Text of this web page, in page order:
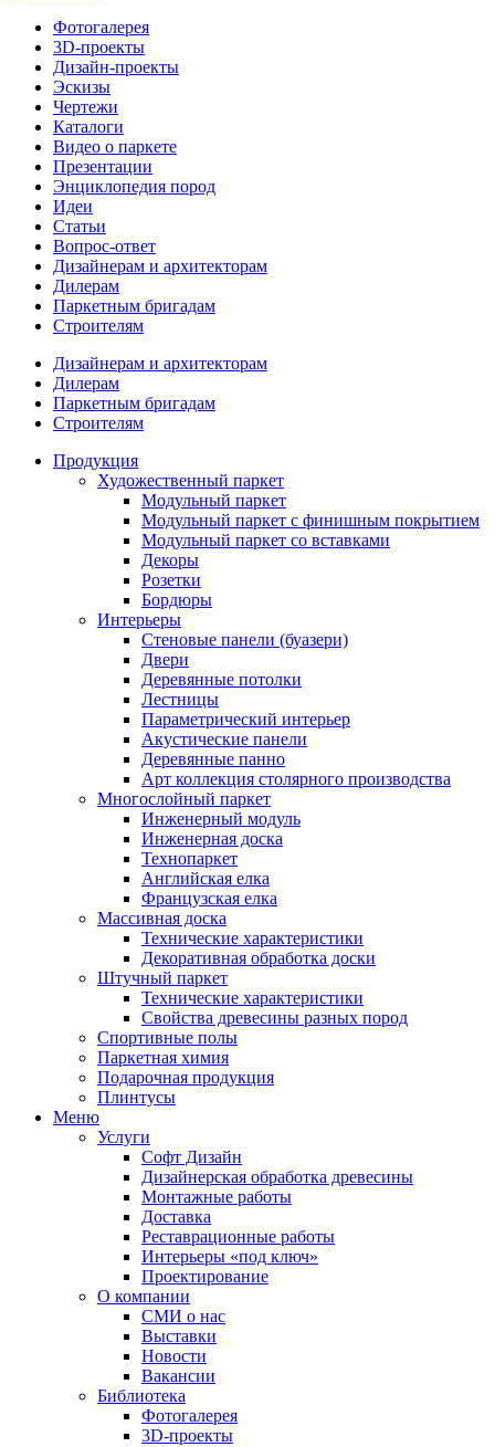
Фотогалерея
3D-проекты
Дизайн-проекты
Эскизы
Чертежи
Каталоги
Видео о паркете
Презентации
Энциклопедия пород
Идеи
Статьи
Вопрос-ответ
Дизайнерам и архитекторам
Дилерам
Паркетным бригадам
Строителям
Дизайнерам и архитекторам
Дилерам
Паркетным бригадам
Строителям
Продукция
Художественный паркет
Модульный паркет
Модульный паркет с финишным покрытием
Модульный паркет со вставками
Декоры
Розетки
Бордюры
Интерьеры
Стеновые панели (буазери)
Двери
Деревянные потолки
Лестницы
Параметрический интерьер
Акустические панели
Деревянные панно
Арт коллекция столярного производства
Многослойный паркет
Инженерный модуль
Инженерная доска
Технопаркет
Английская елка
Французская елка
Массивная доска
Технические характеристики
Декоративная обработка доски
Штучный паркет
Технические характеристики
Свойства древесины разных пород
Спортивные полы
Паркетная химия
Подарочная продукция
Плинтусы
Меню
Услуги
Софт Дизайн
Дизайнерская обработка древесины
Монтажные работы
Доставка
Реставрационные работы
Интерьеры «под ключ»
Проектирование
О компании
СМИ о нас
Выставки
Новости
Вакансии
Библиотека
Фотогалерея
3D-проекты